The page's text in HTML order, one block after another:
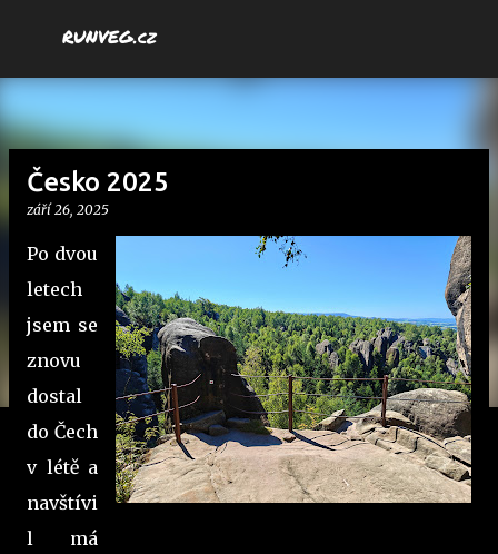
Přeskočit na hlavní obsah
RUNVEG.cz
Česko 2025
září 26, 2025
Po dvou
letech
jsem se
znovu
dostal
do Čech
v létě a
navštívi
l má